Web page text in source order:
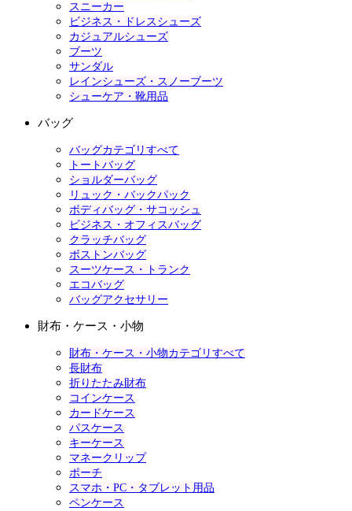
スニーカー
ビジネス・ドレスシューズ
カジュアルシューズ
ブーツ
サンダル
レインシューズ・スノーブーツ
シューケア・靴用品
バッグ
バッグカテゴリすべて
トートバッグ
ショルダーバッグ
リュック・バックパック
ボディバッグ・サコッシュ
ビジネス・オフィスバッグ
クラッチバッグ
ボストンバッグ
スーツケース・トランク
エコバッグ
バッグアクセサリー
財布・ケース・小物
財布・ケース・小物カテゴリすべて
長財布
折りたたみ財布
コインケース
カードケース
パスケース
キーケース
マネークリップ
ポーチ
スマホ・PC・タブレット用品
ペンケース